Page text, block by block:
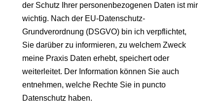
der Schutz Ihrer personenbezogenen Daten ist mir
wichtig. Nach der EU-Datenschutz-
Grundverordnung (DSGVO) bin ich verpflichtet,
Sie darüber zu informieren, zu welchem Zweck
meine Praxis Daten erhebt, speichert oder
weiterleitet. Der Information können Sie auch
entnehmen, welche Rechte Sie in puncto
Datenschutz haben.